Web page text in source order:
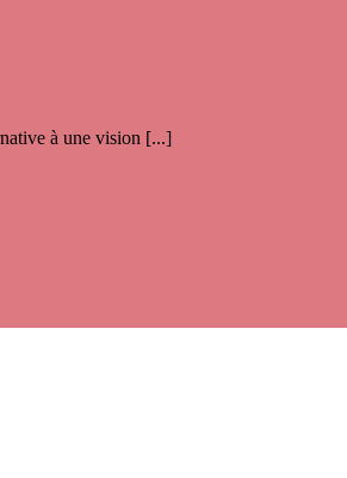
à une vision [...]